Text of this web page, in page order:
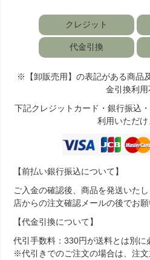
クレジット
代金引換
※【卸販売用】の表記がある商品
金引換利用
下記クレジットカード・銀行振込
利用いただけ
【前払い銀行振込について】
ご入金の確認後、商品を発送いた
店からの注文確認メールの後でお願
【代金引換について】
代引手数料：330円が送料とは別に
※代引きでのご注文の場合は、注